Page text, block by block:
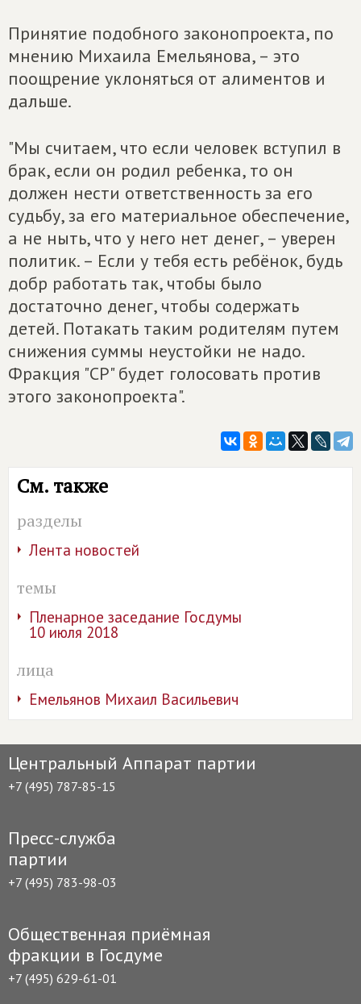
Принятие подобного законопроекта, по
мнению Михаила Емельянова, – это
поощрение уклоняться от алиментов и
дальше.
"Мы считаем, что если человек вступил в
брак, если он родил ребенка, то он
должен нести ответственность за его
судьбу, за его материальное обеспечение,
а не ныть, что у него нет денег, – уверен
политик. – Если у тебя есть ребёнок, будь
добр работать так, чтобы было
достаточно денег, чтобы содержать
детей. Потакать таким родителям путем
снижения суммы неустойки не надо.
Фракция "СР" будет голосовать против
этого законопроекта".
См. также
разделы
Лента новостей
темы
Пленарное заседание Госдумы
10 июля 2018
лица
Емельянов Михаил Васильевич
Центральный Аппарат партии
+7 (495) 787-85-15
Пресс-служба
партии
+7 (495) 783-98-03
Общественная приёмная
фракции в Госдуме
+7 (495) 629-61-01